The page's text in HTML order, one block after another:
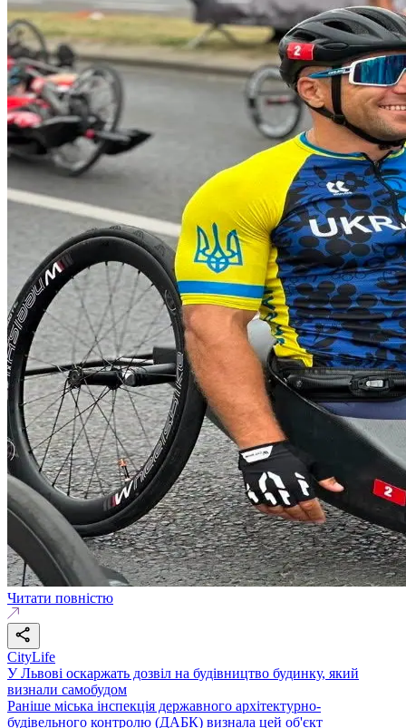
Читати повністю
CityLife
У Львові оскаржать дозвіл на будівництво будинку, який
визнали самобудом
Раніше міська інспекція державного архітектурно-
будівельного контролю (ДАБК) визнала цей об'єкт